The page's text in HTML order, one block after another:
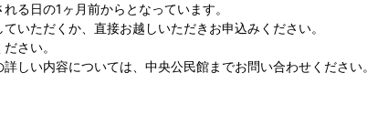
る日の1ヶ月前からとなっています。
いただくか、直接お越しいただきお申込みください。
さい。
しい内容については、中央公民館までお問い合わせください。